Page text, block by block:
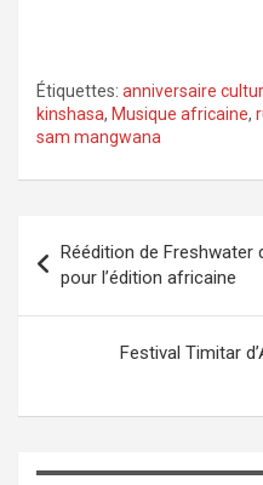
Étiquettes: anniversaire
kinshasa, Musique africaine,
sam mangwana
de
l’article
Réédition de Freshwater
pour l’édition africaine
Festival Timitar